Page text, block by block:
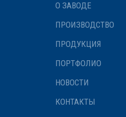
О ЗАВОДЕ
ПРОИЗВОДСТВО
ПРОДУКЦИЯ
ПОРТФОЛИО
НОВОСТИ
КОНТАКТЫ